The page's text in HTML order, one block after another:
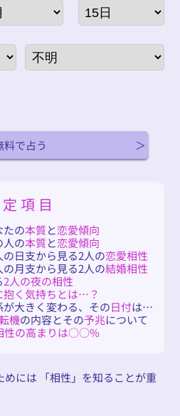
料で占う
項目
たの本質と恋愛傾向
人の本質と恋愛傾向
日支から見る2人の恋愛相性
月支から見る2人の結婚相性
2人の夜の相性
抱く気持ちとは…？
大きく変わる、その日付は…
機の内容とその予兆について
性の高まりは○○%
には 「相性」を知ることが重